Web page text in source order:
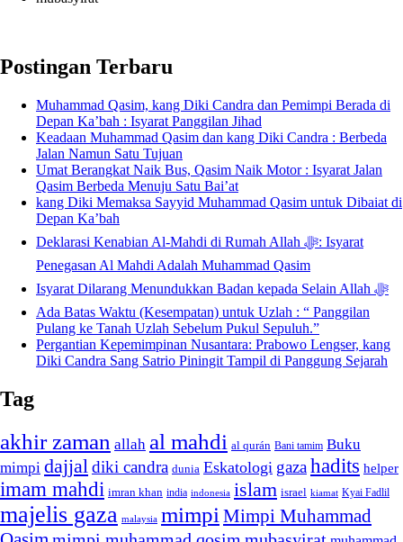
Postingan Terbaru
Muhammad Qasim, kang Diki Candra dan Pemimpi Berada di
Depan Ka’bah : Isyarat Panggilan Jihad
Keadaan Muhammad Qasim dan kang Diki Candra : Berbeda
Jalan Namun Satu Tujuan
Umat Berangkat Naik Bus, Qasim Naik Motor : Isyarat Jalan
Qasim Berbeda Menuju Satu Bai’at
kang Diki Memaksa Sayyid Muhammad Qasim untuk Dibaiat di
Depan Ka’bah
Deklarasi Kenabian Al-Mahdi di Rumah Allah ﷻ: Isyarat
Penegasan Al Mahdi Adalah Muhammad Qasim
Isyarat Dilarang Menundukkan Badan kepada Selain Allah ﷻ
Ada Batas Waktu (Kesempatan) untuk Uzlah : “ Panggilan
Pulang ke Tanah Uzlah Sebelum Pukul Sepuluh.”
Pergantian Kepemimpinan Nusantara: Prabowo Lengser, kang
Diki Candra Sang Satrio Piningit Tampil di Panggung Sejarah
Tag
akhir zaman allah al mahdi al qurán Bani tamim Buku
mimpi dajjal diki candra dunia Eskatologi gazahadits helper
imam mahdi imran khan india indonesia islam israel kiamat Kyai Fadlil
majelis gaza malaysia mimpi Mimpi Muhammad